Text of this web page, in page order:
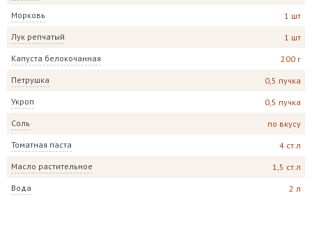
Морковь 1 шт
Лук репчатый 1 шт
Капуста белокочанная 200 г
Петрушка 0,5 пучка
Укроп 0,5 пучка
Соль по вкусу
Томатная паста 4 ст.л
Масло растительное 1,5 ст.л
Вода 2 л